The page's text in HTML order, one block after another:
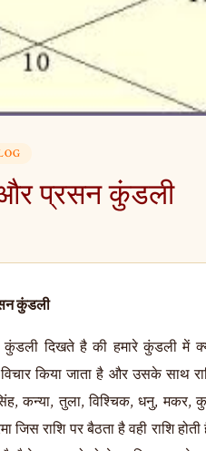
प्रसन कुंडली
कुंडली
के अनुशार फैला देश करना चाहिए वह क्या करता है किस लायक है तो यह दुइ सभाव राशि हुआ इसलिए कुंडली के बारह भावो का विचार किया जाता है और साथ में ग्रहो का भी विचार किया जाता है यदि आपके जन्म कुंडली में शुभ ग्रह अच्छे केन्द्रो में बैठे हो तो शुभ फल देते है यदि अशुभ ग्रह केन्द्रो में बैठे है तो अशुभ फल देंगे जैसे मान लीजिये राशियों को दो भागो में बाटा गया है पहला सिर स्योदय राशिया और दूसरा पृष्ट उदय राशिया | सिर स्योदय राशियों में मिथुन, सिंह , कन्या , तुला , वृश्चिक तथा कुम्भ राशि का कहा जाता है और पृष्ट उदय राशि में मेष, वृष, कर्क, धनु, और मकर राशियों को कहा जाता है | मान लीजिये किसी ने सिर स्योदय राशि में किसी ने प्रसन किया तो कार्य की सफलता होती है और यदि पृष्ट उदय राशि में प्रसन किया तो वह कार्य सफल नहीं होता है यानि लग्न स्थान में सर्व प्रथम लग्न का विचार किया जाता है उसके अलावा दूसरा देखा जाता है की ग्रहो को मान लीजिये एक , चार , पांच , सात, दस एवं ग्यारवे स्थान में शुभ ग्रह बैठे है तो शुभ फल होगा और मान लीजिये अशुभ ग्रह बैठे है तो अशुभ फल होगा कारण यह है की राशियों के जो स्वामी है जिन जिन भावो में जो रशिया है उन भावो में उन राशियों का स्वामी उस घर में बैठा हो तो शुभ फल देता है और मान लीजिये की उस राशि का स्वामी अन्य घरो में बैठा हो पाप ग्रहो में वह अशुभ फल देंगे कुंडली में प्रथम भाव में दूसरे भाव में चौथे स्थान पे पांचवे में सातवे में दसवे में एवं ग्याहवे स्थान में अगर शुभ राशियों में अशुभ ग्रह बैठे हो तो अधिक पाप न दे कर अलप पाप देते है और जन्म कुंडली के छह, आठ और बारवे स्थान में पाप ग्रह बैठे हो तो अच्छा फल देते है और मान लीजिये बृहस्पति या कोई भी शुभ ग्रह छह , आठ और बारहवे स्थान का स्वामी हो कर के किसी अन्य घर में बैठेगा तो वह अच्छा फल नहीं देगा | ज्योतिष शास्त्र के अनुशार बृहस्पति छटवे स्थान में शत्रु नाशक होता है यानि जिनके जन्म कुंडली में बृहस्पति छटवे स्थान पर होगा उसके सभी शत्रु नास हो जाएंगे और जन्म कुंडली में शनि आठवे स्थान पर हो तो उससे शनि दृघआयु बनाते है | मंगल दसवे स्थान पर बैठा हो और अपनी राशि में बैठा हो तो राजा के समान मान समान प्रतिस्था दिलवाता है और भाग्य बिधाता भी कहा जाता है | और राहु केतु अस्टम भाव का स्वामी हो यानि आठवे भाव का स्वामी के साथ राहु केतु जिस स्थान पर बैठे है वह उस भाव में उल्टा फल देने लगता है | दूसरी बात यह है की गुरु अकेला दूसरा भाव पांचवा भाव और सातवे भाव में होता है तो धन स्त्री पुत्र के लिए अनिष्ट कारक होता है क्योंकि बृहस्पति के साथ कोई पाप ग्रह या अन्य ग्रह बैठा हो तो वह अच्छा फल देता है यदि अकेला हो तो उल्टा फल देता है इसके कारण पति पत्नी पुत्र और परिवार से हमेशा तनाव बना रहता है साथ में धन आवगवम कम हो जाता है उस स्तिथि में अगर बृहस्पति ख़राब हो तो जप, तप व्रत करना चाहिए दूसरी बात जो ग्रह जिस घर के स्वामी माने गए है वह अगर उन उन घरो में अकेला बैठा हो तो वह उल्टा फल देने लगते है वही ग्रह अन्य किसी ग्रह के साथ बैठे हो तो अच्छा फल देने लगते है जन्म कुंडली के अनुसार लग्न से कोई भी पाप ग्रह अगर तीसरे घर में बैठा हो तो अच्छा फल देता है वही अगर कोई शुभ ग्रह तीसरे स्थान पर बैठा है तो वह बुरा फल देने लगता है तीसरा स्थान कुंडली में भाई बंधुओ के लिए देखा जाता है इसलिए जन्म कुंडली में ग्रहो का विचार बहुत जरुरी है अगर शुभ ग्रह केंद्र मे बैठे हो या केंद्र के स्वामी हो कर के शुभ ग्रह जो है अपने मित्र के राशि में बैठे हो उच्च में बैठे हो स्वछेत्री बैठे हो तो जीवन मे अच्छी प्रकार से सफलता होती है | मनुष्य के सभी समस्याओं का समाधान होता है यदि वही शुभ ग्रह के स्वामी हो कर के पाप ग्रहो के साथ पाप